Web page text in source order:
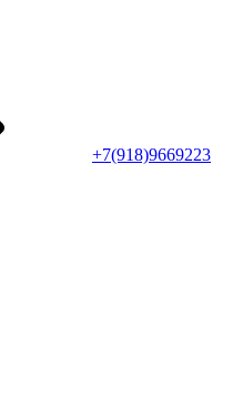
+7(918)9669223